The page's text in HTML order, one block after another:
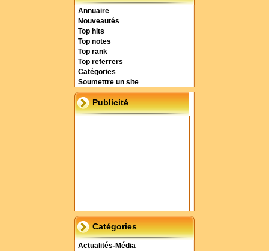
Annuaire
Nouveautés
Top hits
Top notes
Top rank
Top referrers
Catégories
Soumettre un site
Publicité
Catégories
Actualités-Média